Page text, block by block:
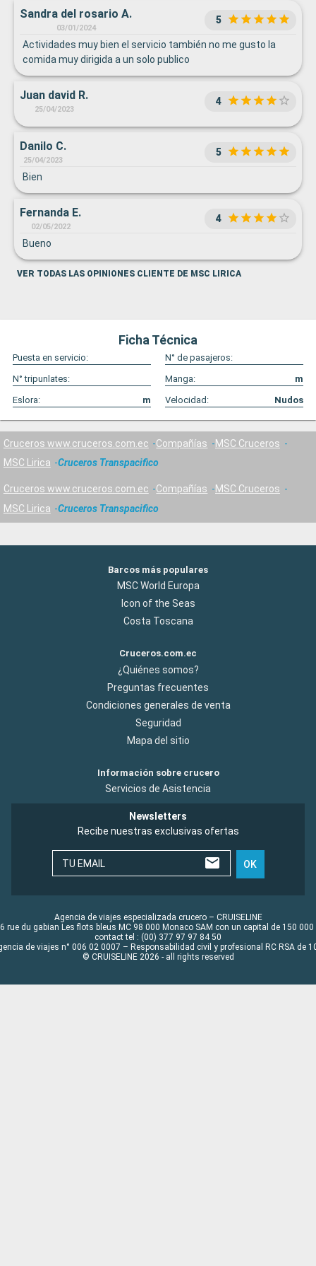
Sandra del rosario A.
03/01/2024
5
Actividades muy bien el servicio también no me gusto la
comida muy dirigida a un solo publico
Juan david R.
25/04/2023
4
Danilo C.
25/04/2023
5
Bien
Fernanda E.
02/05/2022
4
Bueno
VER TODAS LAS OPINIONES CLIENTE DE MSC LIRICA
Ficha Técnica
Puesta en servicio:
N° de pasajeros:
N° tripunlates:
Manga:
m
Eslora:
m Velocidad: Nudos
Cruceros www.cruceros.com.ec Compañías
MSC Cruceros
MSC Lirica
Cruceros Transpacifico
Cruceros www.cruceros.com.ec Compañías
MSC Cruceros
MSC Lirica
Cruceros Transpacifico
Barcos más populares
MSC World Europa
Icon of the Seas
Costa Toscana
Cruceros.com.ec
¿Quiénes somos?
Preguntas frecuentes
Condiciones generales de venta
Seguridad
Mapa del sitio
Información sobre crucero
Servicios de Asistencia
Newsletters
Recibe nuestras exclusivas ofertas
TU EMAIL OK
Agencia de viajes especializada crucero – CRUISELINE
rue du gabian Les flots bleus MC 98 000 Monaco SAM con un capital de 150 000
contact tel : (00) 377 97 97 84 50
de viajes n° 006 02 0007 – Responsabilidad civil y profesional RC RSA de
© CRUISELINE 2026 - all rights reserved